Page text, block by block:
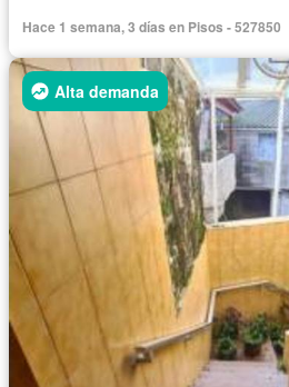
Hace 1 semana, 3 días en Pisos - 527850
Alta demanda